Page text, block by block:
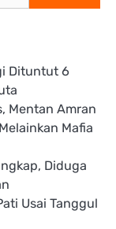
Dituntut 6
Mentan Amran
Mafia
Diduga
Usai Tanggul